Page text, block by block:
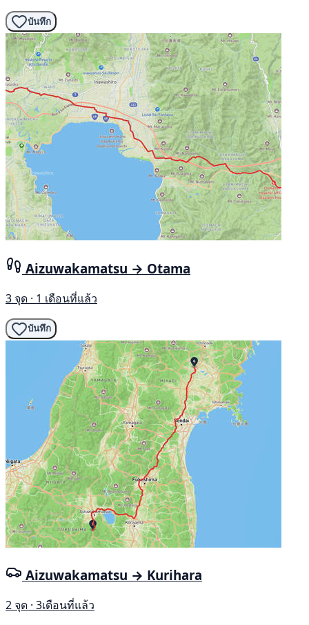
บันทึก
Aizuwakamatsu → Otama
3 จุด · 1 เดือนที่แล้ว
บันทึก
Aizuwakamatsu → Kurihara
2 จุด · 3เดือนที่แล้ว